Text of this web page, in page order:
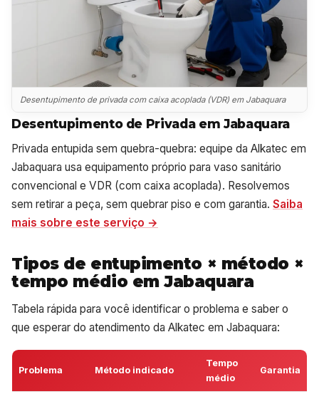
Desentupimento de privada com caixa acoplada (VDR) em Jabaquara
Desentupimento de Privada em Jabaquara
Privada entupida sem quebra-quebra: equipe da Alkatec em
Jabaquara usa equipamento próprio para vaso sanitário
convencional e VDR (com caixa acoplada). Resolvemos
sem retirar a peça, sem quebrar piso e com garantia. Saiba
mais sobre este serviço →
Tipos de entupimento × método ×
tempo médio em Jabaquara
Tabela rápida para você identificar o problema e saber o
que esperar do atendimento da Alkatec em Jabaquara:
Problema Método indicado
Tempo
médio
Garantia